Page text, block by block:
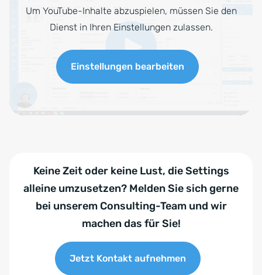
Um YouTube-Inhalte abzuspielen, müssen Sie den
Dienst in Ihren Einstellungen zulassen.
Einstellungen bearbeiten
Keine Zeit oder keine Lust, die Settings
alleine umzusetzen? Melden Sie sich gerne
bei unserem Consulting-Team und wir
machen das für Sie!
Jetzt Kontakt aufnehmen